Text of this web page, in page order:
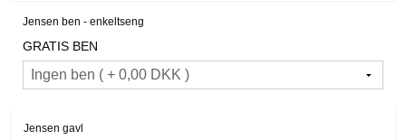
Jensen ben - enkeltseng
GRATIS BEN
Jensen gavl